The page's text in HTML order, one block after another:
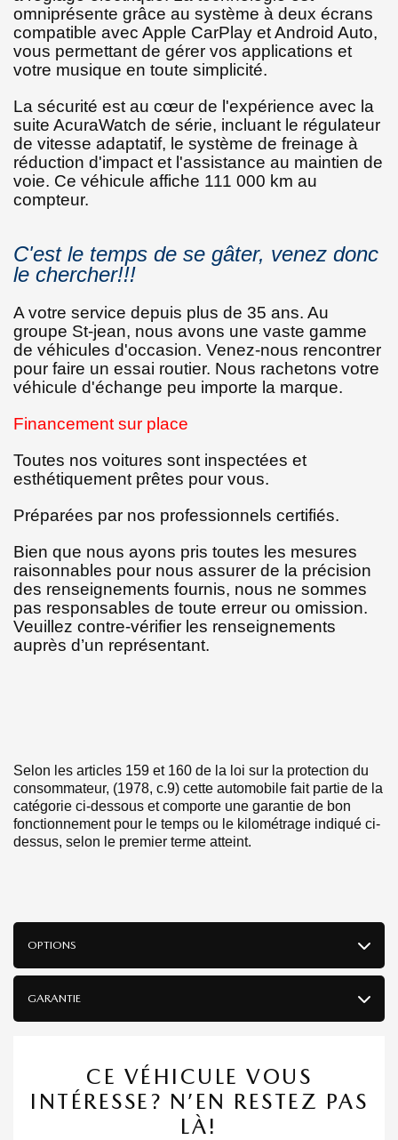
omniprésente grâce au système à deux écrans
compatible avec Apple CarPlay et Android Auto,
vous permettant de gérer vos applications et
votre musique en toute simplicité.
La sécurité est au cœur de l'expérience avec la
suite AcuraWatch de série, incluant le régulateur
de vitesse adaptatif, le système de freinage à
réduction d'impact et l'assistance au maintien de
voie. Ce véhicule affiche 111 000 km au
compteur.
C'est le temps de se gâter, venez donc
le chercher!!!
A votre service depuis plus de 35 ans. Au
groupe St-jean, nous avons une vaste gamme
de véhicules d'occasion. Venez-nous rencontrer
pour faire un essai routier. Nous rachetons votre
véhicule d'échange peu importe la marque.
Financement sur place
Toutes nos voitures sont inspectées et
esthétiquement prêtes pour vous.
Préparées par nos professionnels certifiés.
Bien que nous ayons pris toutes les mesures
raisonnables pour nous assurer de la précision
des renseignements fournis, nous ne sommes
pas responsables de toute erreur ou omission.
Veuillez contre-vérifier les renseignements
auprès d’un représentant.
Selon les articles 159 et 160 de la loi sur la protection du
consommateur, (1978, c.9) cette automobile fait partie de la
catégorie ci-dessous et comporte une garantie de bon
fonctionnement pour le temps ou le kilométrage indiqué ci-
dessus, selon le premier terme atteint.
OPTIONS
GARANTIE
CE VÉHICULE VOUS
INTÉRESSE? N’EN RESTEZ PAS
LÀ!